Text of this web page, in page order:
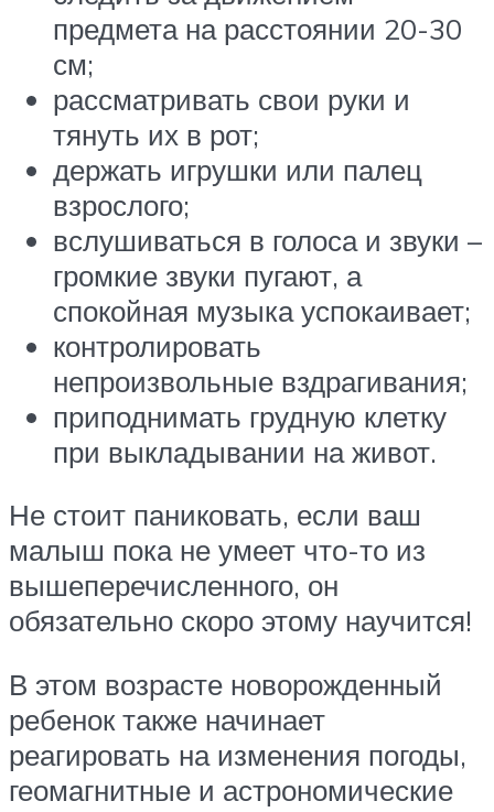
предмета на расстоянии 20-30
см;
рассматривать свои руки и
тянуть их в рот;
держать игрушки или палец
взрослого;
вслушиваться в голоса и звуки –
громкие звуки пугают, а
спокойная музыка успокаивает;
контролировать
непроизвольные вздрагивания;
приподнимать грудную клетку
при выкладывании на живот.
Не стоит паниковать, если ваш
малыш пока не умеет что-то из
вышеперечисленного, он
обязательно скоро этому научится!
В этом возрасте новорожденный
ребенок также начинает
реагировать на изменения погоды,
геомагнитные и астрономические